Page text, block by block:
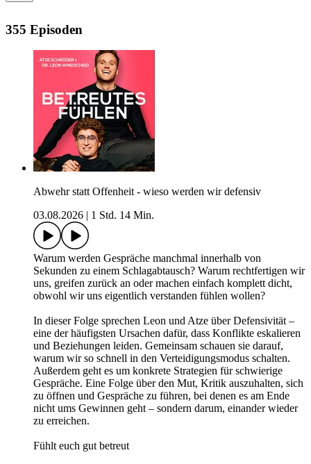
355 Episoden
Abwehr statt Offenheit - wieso werden wir defensiv
03.08.2026
1 Std. 14 Min.
Warum werden Gespräche manchmal innerhalb von
Sekunden zu einem Schlagabtausch? Warum rechtfertigen wir
uns, greifen zurück an oder machen einfach komplett dicht,
obwohl wir uns eigentlich verstanden fühlen wollen?
In dieser Folge sprechen Leon und Atze über Defensivität –
eine der häufigsten Ursachen dafür, dass Konflikte eskalieren
und Beziehungen leiden. Gemeinsam schauen sie darauf,
warum wir so schnell in den Verteidigungsmodus schalten.
Außerdem geht es um konkrete Strategien für schwierige
Gespräche. Eine Folge über den Mut, Kritik auszuhalten, sich
zu öffnen und Gespräche zu führen, bei denen es am Ende
nicht ums Gewinnen geht – sondern darum, einander wieder
zu erreichen.
Fühlt euch gut betreut